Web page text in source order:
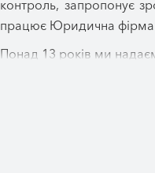
контроль, запропонує
працює Юридична фірма
Понад 13 років ми
Наш офіс знаходиться
ефективні правові